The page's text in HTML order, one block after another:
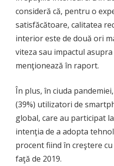
consideră că, pentru o
satisfăcătoare, calitatea
interior este de două ori
viteza sau impactul
menţionează în raport.
În plus, în ciuda
(39%) utilizatori de
global, care au participat
intenţia de a adopta
procent fiind în creştere
faţă de 2019.